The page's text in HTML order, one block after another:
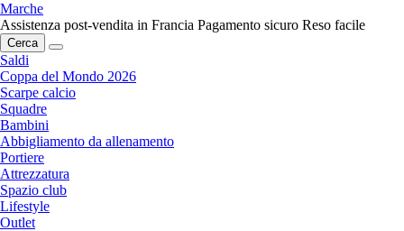
Marche
Assistenza post-vendita in Francia Pagamento sicuro Reso facile
Cerca
Saldi
Coppa del Mondo 2026
Scarpe calcio
Squadre
Bambini
Abbigliamento da allenamento
Portiere
Attrezzatura
Spazio club
Lifestyle
Outlet